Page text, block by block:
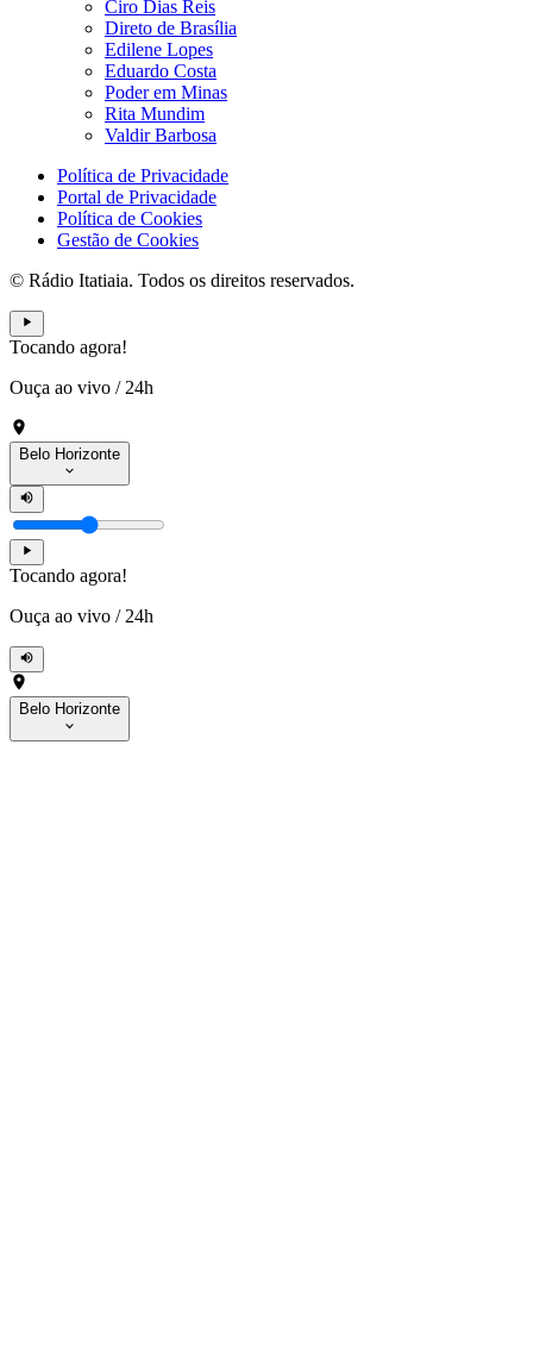
Ciro Dias Reis
Direto de Brasília
Edilene Lopes
Eduardo Costa
Poder em Minas
Rita Mundim
Valdir Barbosa
Política de Privacidade
Portal de Privacidade
Política de Cookies
Gestão de Cookies
© Rádio Itatiaia. Todos os direitos reservados.
Tocando agora!
Ouça ao vivo / 24h
Belo Horizonte
Tocando agora!
Ouça ao vivo / 24h
Belo Horizonte